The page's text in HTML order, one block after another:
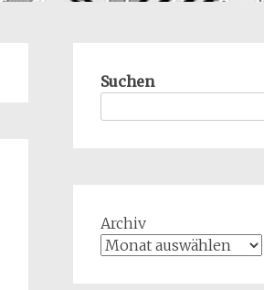
Suchen
Archiv